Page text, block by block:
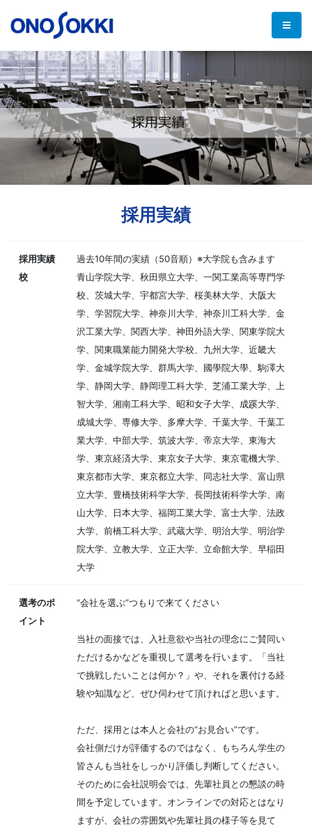
採用実績
採用実績
校
過去10年間の実績（50音順）※大学院も含みます
青山学院大学、秋田県立大学、一関工業高等専門学
校、茨城大学、宇都宮大学、桜美林大学、大阪大
学、学習院大学、神奈川大学、神奈川工科大学、金
沢工業大学、関西大学、神田外語大学、関東学院大
学、関東職業能力開発大学校、九州大学、近畿大
学、金城学院大学、群馬大学、國學院大學、駒澤大
学、静岡大学、静岡理工科大学、芝浦工業大学、上
智大学、湘南工科大学、昭和女子大学、成蹊大学、
成城大学、専修大学、多摩大学、千葉大学、千葉工
業大学、中部大学、筑波大学、帝京大学、東海大
学、東京経済大学、東京女子大学、東京電機大学、
東京都市大学、東京都立大学、同志社大学、富山県
立大学、豊橋技術科学大学、長岡技術科学大学、南
山大学、日本大学、福岡工業大学、富士大学、法政
大学、前橋工科大学、武蔵大学、明治大学、明治学
院大学、立教大学、立正大学、立命館大学、早稲田
大学
選考のポ
イント
“会社を選ぶ”つもりで来てください
当社の面接では、入社意欲や当社の理念にご賛同い
ただけるかなどを重視して選考を行います。「当社
で挑戦したいことは何か？」や、それを裏付ける経
験や知識など、ぜひ伺わせて頂ければと思います。
ただ、採用とは本人と会社の“お見合い”です。
会社側だけが評価するのではなく、もちろん学生の
皆さんも当社をしっかり評価し判断してください。
そのために会社説明会では、先輩社員との懇談の時
間を予定しています。オンラインでの対応とはなり
ますが、会社の雰囲気や先輩社員の様子等を見て